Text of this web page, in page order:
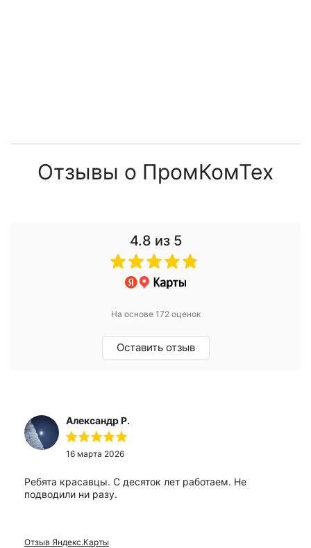
Отзывы о ПромКомТех
4.8 из 5
На основе 172 оценок
Оставить отзыв
Александр Р.
16 марта 2026
Ребята красавцы. С десяток лет работаем. Не
подводили ни разу.
Отзыв Яндекс.Карты